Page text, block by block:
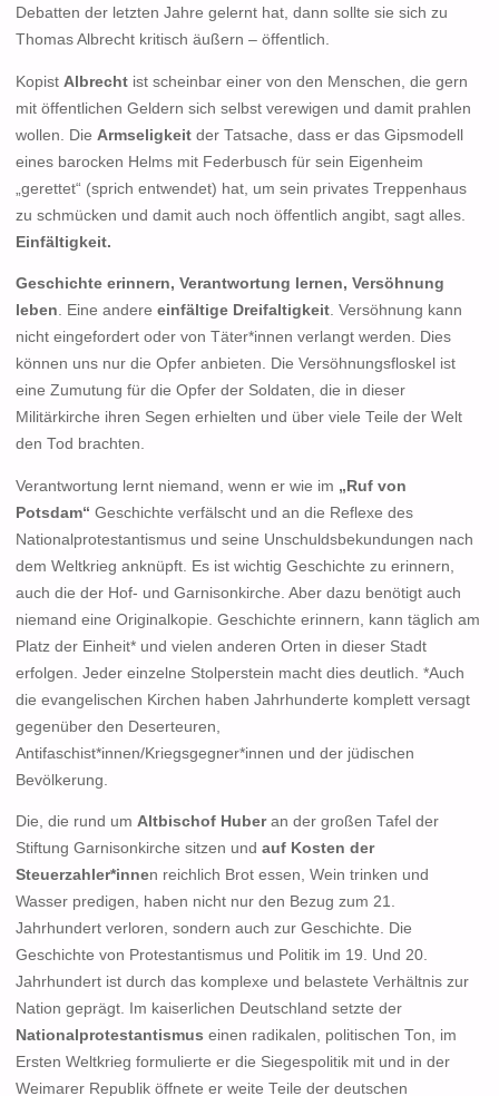
Debatten der letzten Jahre gelernt hat, dann sollte sie sich zu
Thomas Albrecht kritisch äußern – öffentlich.
Kopist Albrechtist scheinbar einer von den Menschen, die gern
mit öffentlichen Geldern sich selbst verewigen und damit prahlen
wollen. Die Armseligkeitder Tatsache, dass er das Gipsmodell
eines barocken Helms mit Federbusch für sein Eigenheim
„gerettet“ (sprich entwendet) hat, um sein privates Treppenhaus
zu schmücken und damit auch noch öffentlich angibt, sagt alles.
Einfältigkeit.
Geschichte erinnern, Verantwortung lernen, Versöhnung
leben. Eine andere einfältige Dreifaltigkeit. Versöhnung kann
nicht eingefordert oder von Täter*innen verlangt werden. Dies
können uns nur die Opfer anbieten. Die Versöhnungsfloskel ist
eine Zumutung für die Opfer der Soldaten, die in dieser
Militärkirche ihren Segen erhielten und über viele Teile der Welt
den Tod brachten.
Verantwortung lernt niemand, wenn er wie im „Ruf von
Potsdam“ Geschichte verfälscht und an die Reflexe des
Nationalprotestantismus und seine Unschuldsbekundungen nach
dem Weltkrieg anknüpft. Es ist wichtig Geschichte zu erinnern,
auch die der Hof- und Garnisonkirche. Aber dazu benötigt auch
niemand eine Originalkopie. Geschichte erinnern, kann täglich am
Platz der Einheit* und vielen anderen Orten in dieser Stadt
erfolgen. Jeder einzelne Stolperstein macht dies deutlich. *Auch
die evangelischen Kirchen haben Jahrhunderte komplett versagt
gegenüber den Deserteuren,
Antifaschist*innen/Kriegsgegner*innen und der jüdischen
Bevölkerung.
Die, die rund um Altbischof Huberan der großen Tafel der
Stiftung Garnisonkirche sitzen und auf Kosten der
Steuerzahler*innen reichlich Brot essen, Wein trinken und
Wasser predigen, haben nicht nur den Bezug zum 21.
Jahrhundert verloren, sondern auch zur Geschichte. Die
Geschichte von Protestantismus und Politik im 19. Und 20.
Jahrhundert ist durch das komplexe und belastete Verhältnis zur
Nation geprägt. Im kaiserlichen Deutschland setzte der
Nationalprotestantismus einen radikalen, politischen Ton, im
Ersten Weltkrieg formulierte er die Siegespolitik mit und in der
Weimarer Republik öffnete er weite Teile der deutschen